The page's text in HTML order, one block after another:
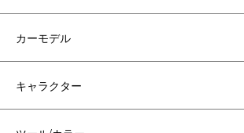
カーモデル
キャラクター